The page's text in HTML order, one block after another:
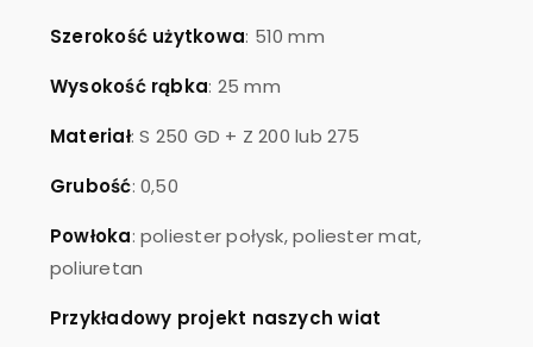
Szerokość użytkowa: 510 mm
Wysokość rąbka: 25 mm
Materiał: S 250 GD + Z 200 lub 275
Grubość: 0,50
Powłoka: poliester połysk, poliester mat,
poliuretan
Przykładowy projekt naszych wiat